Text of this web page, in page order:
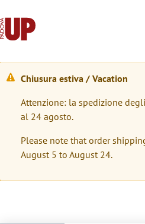
W
a
r
n
i
Chiusura estiva / Vacation
Attenzione: la spedizione
al 24 agosto.
Please note that order
August 5 to August 24.